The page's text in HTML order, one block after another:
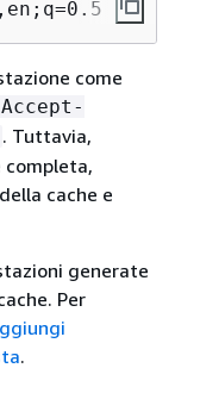
come
Accept-
. Tuttavia,
cache e
generate
Per
.